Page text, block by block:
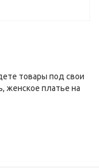
товары под свои
женское платье на